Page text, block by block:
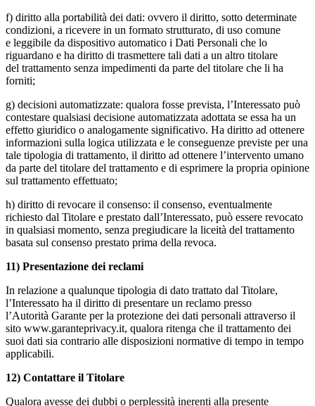
f) diritto alla portabilità dei dati: ovvero il diritto, sotto determinate
condizioni, a ricevere in un formato strutturato, di uso comune
e leggibile da dispositivo automatico i Dati Personali che lo
riguardano e ha diritto di trasmettere tali dati a un altro titolare
del trattamento senza impedimenti da parte del titolare che li ha
forniti;
g) decisioni automatizzate: qualora fosse prevista, l’Interessato può
contestare qualsiasi decisione automatizzata adottata se essa ha un
effetto giuridico o analogamente significativo. Ha diritto ad ottenere
informazioni sulla logica utilizzata e le conseguenze previste per una
tale tipologia di trattamento, il diritto ad ottenere l’intervento umano
da parte del titolare del trattamento e di esprimere la propria opinione
sul trattamento effettuato;
h) diritto di revocare il consenso: il consenso, eventualmente
richiesto dal Titolare e prestato dall’Interessato, può essere revocato
in qualsiasi momento, senza pregiudicare la liceità del trattamento
basata sul consenso prestato prima della revoca.
11) Presentazione dei reclami
In relazione a qualunque tipologia di dato trattato dal Titolare,
l’Interessato ha il diritto di presentare un reclamo presso
l’Autorità Garante per la protezione dei dati personali attraverso il
sito www.garanteprivacy.it, qualora ritenga che il trattamento dei
suoi dati sia contrario alle disposizioni normative di tempo in tempo
applicabili.
12) Contattare il Titolare
Qualora avesse dei dubbi o perplessità inerenti alla presente